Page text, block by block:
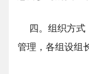
四。组织方式
管理，各组设组